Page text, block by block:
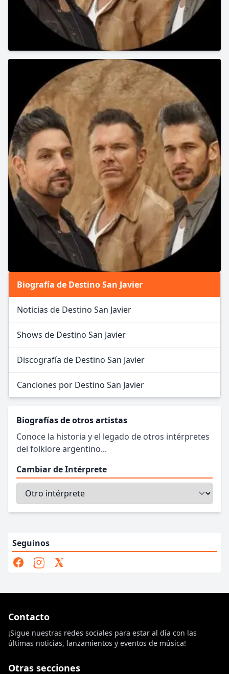
Biografía de Destino San Javier
Noticias de Destino San Javier
Shows de Destino San Javier
Discografía de Destino San Javier
Canciones por Destino San Javier
Biografías de otros artistas
Conoce la historia y el legado de otros intérpretes
del folklore argentino...
Cambiar de Intérprete
Seguinos
Contacto
¡Sigue nuestras redes sociales para estar al día con las
últimas noticias, lanzamientos y eventos de música!
Otras secciones